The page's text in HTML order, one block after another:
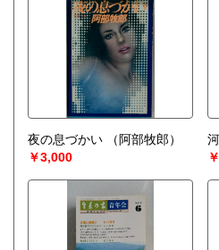
夜の息づかい
（阿部牧郎）
￥3,000